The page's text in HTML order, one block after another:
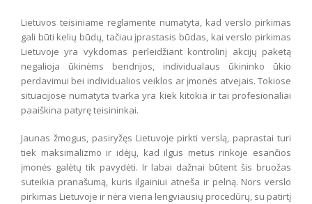
Lietuvos teisiniame reglamente numatyta, kad verslo pirkimas
gali būti kelių būdų, tačiau įprastasis būdas, kai verslo pirkimas
Lietuvoje yra vykdomas perleidžiant kontrolinį akcijų paketą
negalioja ūkinėms bendrijos, individualaus ūkininko ūkio
perdavimui bei individualios veiklos ar įmonės atvejais. Tokiose
situacijose numatyta tvarka yra kiek kitokia ir tai profesionaliai
paaiškina patyrę teisininkai.
Jaunas žmogus, pasiryžęs Lietuvoje pirkti verslą, paprastai turi
tiek maksimalizmo ir idėjų, kad ilgus metus rinkoje esančios
įmonės galėtų tik pavydėti. Ir labai dažnai būtent šis bruožas
suteikia pranašumą, kuris ilgainiui atneša ir pelną. Nors verslo
pirkimas Lietuvoje ir nėra viena lengviausių procedūrų, su patirtį